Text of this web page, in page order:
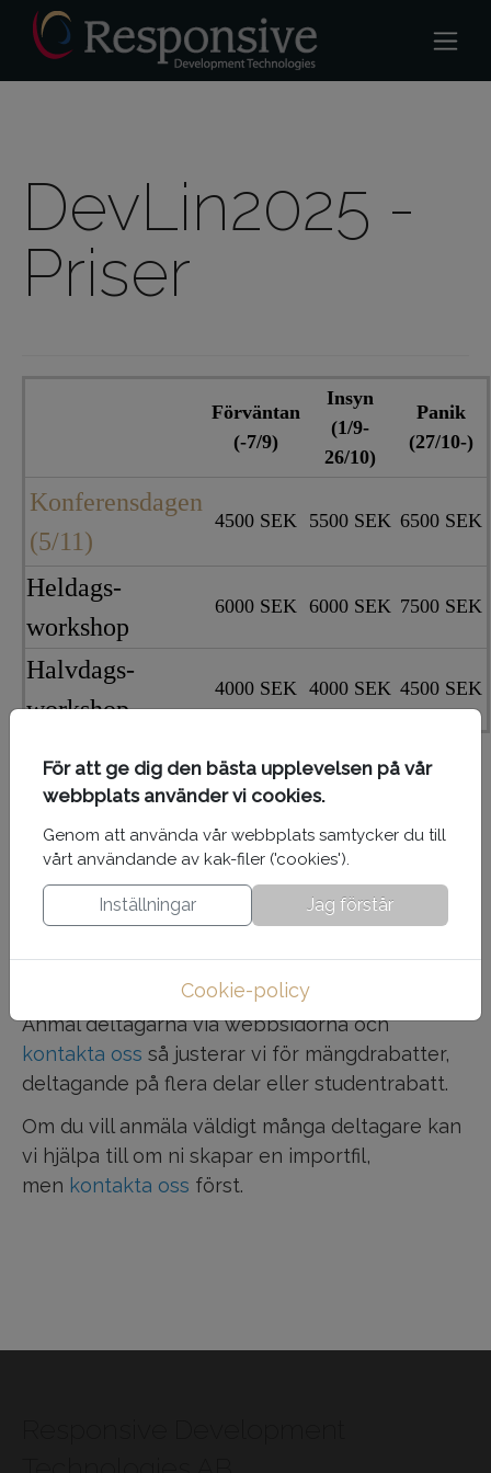
DevLin2025 -
Priser
Förväntan
(-7/9)
Insyn
(1/9-
26/10)
Panik
(27/10-)
Konferensdagen
(5/11)
4500 SEK 5500 SEK 6500 SEK
Heldags-
workshop
6000 SEK 6000 SEK 7500 SEK
Halvdags-
workshop
4000 SEK 4000 SEK 4500 SEK
Priser exkl. moms.
Rabatter:
Vid samtidig anmälan från samma företag
deltagare 50% rabatt
Anmälan till en heldagsworkshop ger
50% rabatt på konferensdagen för samma
Anmäl deltagarna via webbsidorna och
kontakta oss så justerar vi för mängdrabatter,
deltagande på flera delar eller studentrabatt.
Om du vill anmäla väldigt många deltagare kan
vi hjälpa till om ni skapar en importfil,
men kontakta oss först.
För att ge dig den bästa upplevelsen på vår
webbplats använder vi cookies.
Genom att använda vår webbplats samtycker du till
vårt användande av kak-filer ('cookies').
Inställningar Jag förstår
Cookie-policy